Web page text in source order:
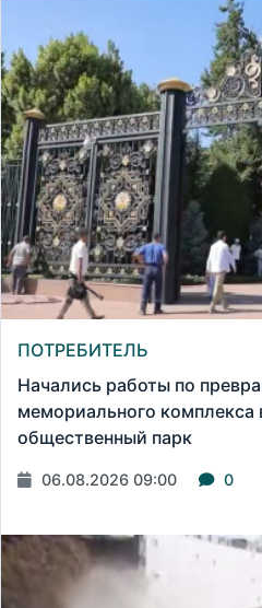
ПОТРЕБИТЕЛЬ
Начались работы по
мемориального комплекса
общественный парк
06.08.2026 09:00 0